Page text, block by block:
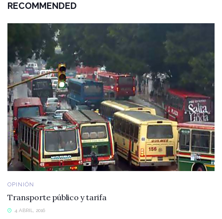
RECOMMENDED
OPINIÓN
Transporte público y tarifa
4 ABRIL, 2016